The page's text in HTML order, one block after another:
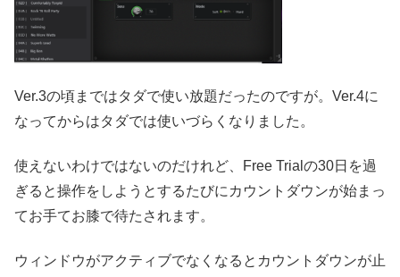
Ver.3の頃まではタダで使い放題だったのですが。Ver.4に
なってからはタダでは使いづらくなりました。
使えないわけではないのだけれど、Free Trialの30日を過
ぎると操作をしようとするたびにカウントダウンが始まっ
てお手てお膝で待たされます。
ウィンドウがアクティブでなくなるとカウントダウンが止